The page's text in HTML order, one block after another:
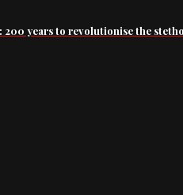
200 years to revolutionise the